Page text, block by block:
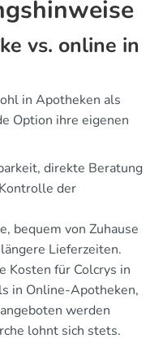
vs. online in
in Apotheken als
Option ihre eigenen
direkte Beratung
der
bequem von Zuhause
Lieferzeiten.
Kosten für Colcrys in
in Online-Apotheken,
werden
lohnt sich stets.